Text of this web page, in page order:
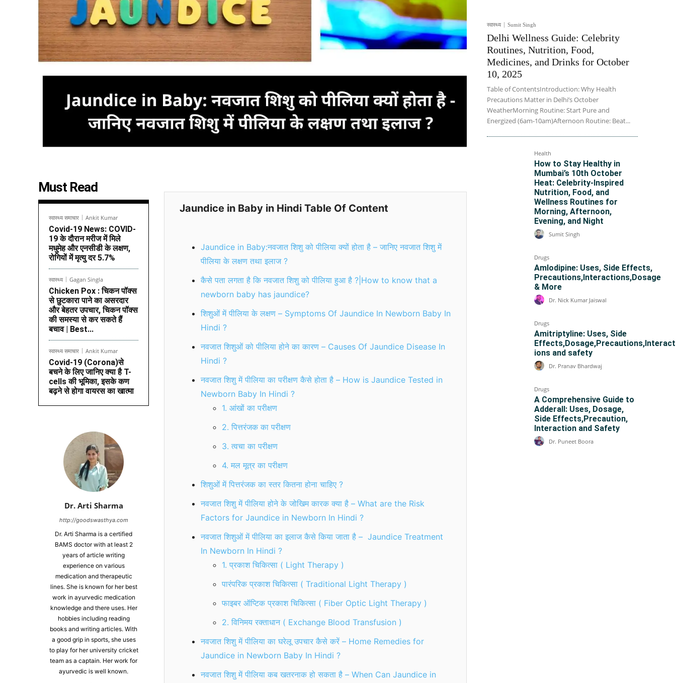
Must Read
स्वास्थ्य समाचार Ankit Kumar
Covid-19 News: COVID-
19 के दौरान मरीज में मिले
मधुमेह और एनसीडी के लक्षण,
रोगियों में मृत्यु दर 5.7%
स्वास्थ्य Gagan Singla
Chicken Pox : चिकन पॉक्स
से छुटकारा पाने का असरदार
और बेहतर उपचार, चिकन पॉक्स
की समस्या से कर सकते हैं
बचाव | Best...
स्वास्थ्य समाचार Ankit Kumar
Covid-19 (Corona)से
बचने के लिए जानिए क्या है T-
cells की भूमिका, इसके कण
बढ़ने से होगा वायरस का खात्मा
Dr. Arti Sharma
http://goodswasthya.com
Dr. Arti Sharma is a certified
BAMS doctor with at least 2
years of article writing
experience on various
medication and therapeutic
lines. She is known for her best
work in ayurvedic medication
knowledge and there uses. Her
hobbies including reading
books and writing articles. With
a good grip in sports, she uses
to play for her university cricket
team as a captain. Her work for
ayurvedic is well known.
Jaundice in Baby in Hindi Table Of Content
Jaundice in Baby:नवजात शिशु को पीलिया क्यों होता है – जानिए नवजात शिशु में
पीलिया के लक्षण तथा इलाज ?
कैसे पता लगता है कि नवजात शिशु को पीलिया हुआ है ?|How to know that a
newborn baby has jaundice?
शिशुओं में पीलिया के लक्षण – Symptoms Of Jaundice In Newborn Baby In
Hindi ?
नवजात शिशुओं को पीलिया होने का कारण – Causes Of Jaundice Disease In
Hindi ?
नवजात शिशु में पीलिया का परीक्षण कैसे होता है – How is Jaundice Tested in
Newborn Baby In Hindi ?
1. आंखों का परीक्षण
2. पित्तरंजक का परीक्षण
3. त्वचा का परीक्षण
4. मल मूत्र का परीक्षण
शिशुओं में पित्तरंजक का स्तर कितना होना चाहिए ?
नवजात शिशु में पीलिया होने के जोखिम कारक क्या है – What are the Risk
Factors for Jaundice in Newborn In Hindi ?
नवजात शिशुओं में पीलिया का इलाज कैसे किया जाता है – Jaundice Treatment
In Newborn In Hindi ?
1. प्रकाश चिकित्सा ( Light Therapy )
पारंपरिक प्रकाश चिकित्सा ( Traditional Light Therapy )
फाइबर ऑप्टिक प्रकाश चिकित्सा ( Fiber Optic Light Therapy )
2. विनिमय रक्ताधान ( Exchange Blood Transfusion )
नवजात शिशु में पीलिया का घरेलू उपचार कैसे करें – Home Remedies for
Jaundice in Newborn Baby In Hindi ?
नवजात शिशु में पीलिया कब खतरनाक हो सकता है – When Can Jaundice in
स्वास्थ्य Sumit Singh
Delhi Wellness Guide: Celebrity
Routines, Nutrition, Food,
Medicines, and Drinks for October
10, 2025
Table of ContentsIntroduction: Why Health
Precautions Matter in Delhi’s October
WeatherMorning Routine: Start Pure and
Energized (6am-10am)Afternoon Routine: Beat...
Health
How to Stay Healthy in
Mumbai’s 10th October
Heat: Celebrity-Inspired
Nutrition, Food, and
Wellness Routines for
Morning, Afternoon,
Evening, and Night
Sumit Singh
Drugs
Amlodipine: Uses, Side Effects,
Precautions,Interactions,Dosage
& More
Dr. Nick Kumar Jaiswal
Drugs
Amitriptyline: Uses, Side
Effects,Dosage,Precautions,Interact
ions and safety
Dr. Pranav Bhardwaj
Drugs
A Comprehensive Guide to
Adderall: Uses, Dosage,
Side Effects,Precaution,
Interaction and Safety
Dr. Puneet Boora